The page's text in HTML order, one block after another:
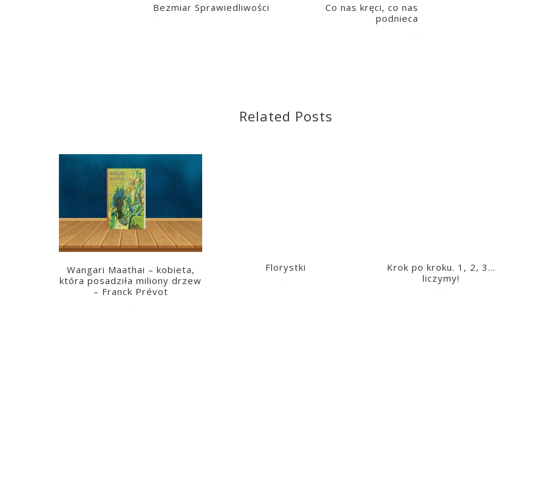
Bezmiar Sprawiedliwości
Co nas kręci, co nas
podnieca
Related Posts
Wangari Maathai – kobieta,
która posadziła miliony drzew
– Franck Prévot
Florystki
Krok po kroku. 1, 2, 3…
liczymy!